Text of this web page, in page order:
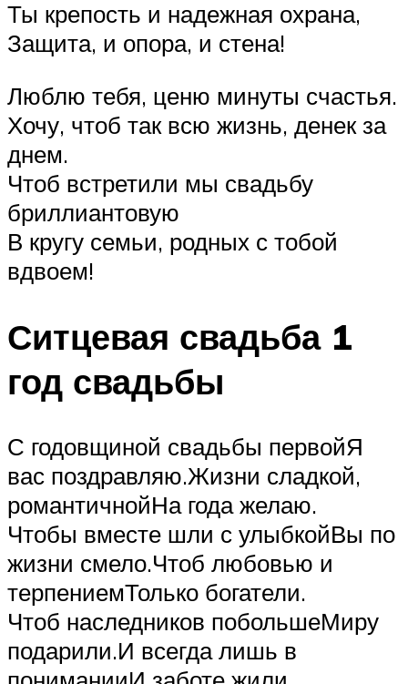
Ты крепость и надежная охрана,
Защита, и опора, и стена!
Люблю тебя, ценю минуты счастья.
Хочу, чтоб так всю жизнь, денек за
днем.
Чтоб встретили мы свадьбу
бриллиантовую
В кругу семьи, родных с тобой
вдвоем!
Ситцевая свадьба 1
год свадьбы
С годовщиной свадьбы первойЯ
вас поздравляю.Жизни сладкой,
романтичнойНа года желаю.
Чтобы вместе шли с улыбкойВы по
жизни смело.Чтоб любовью и
терпениемТолько богатели.
Чтоб наследников побольшеМиру
подарили.И всегда лишь в